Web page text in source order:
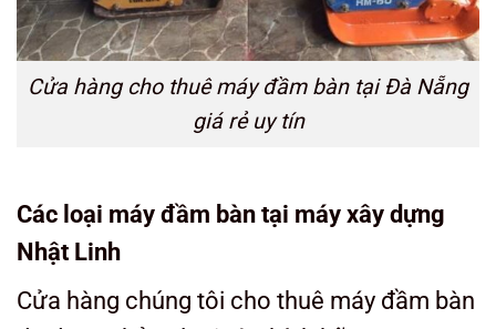
Cửa hàng cho thuê máy đầm bàn tại Đà Nẵng
giá rẻ uy tín
Các loại máy đầm bàn tại máy xây dựng
Nhật Linh
Cửa hàng chúng tôi cho thuê máy đầm bàn